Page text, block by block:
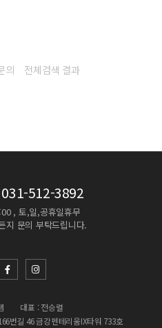
의 전체검색 결과
031-512-3892
, 토,일,공휴일휴무
지 문의 부탁드립니다.
대표 : 전승렬
번길 46 금강펜테리움IX타워 733호